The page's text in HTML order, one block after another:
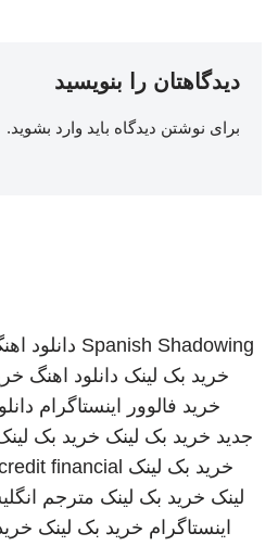
دیدگاهتان را بنویسید
برای نوشتن دیدگاه باید وارد بشوید.
Spanish Shadowing دانلود
خرید بک لینک دانلود اهنگ
خرید فالوور اینستاگرام
جدید خرید بک لینک خرید بک
خرید بک لینک financial
لینک خرید بک لینک مترجم
اینستاگرام خرید بک لینک